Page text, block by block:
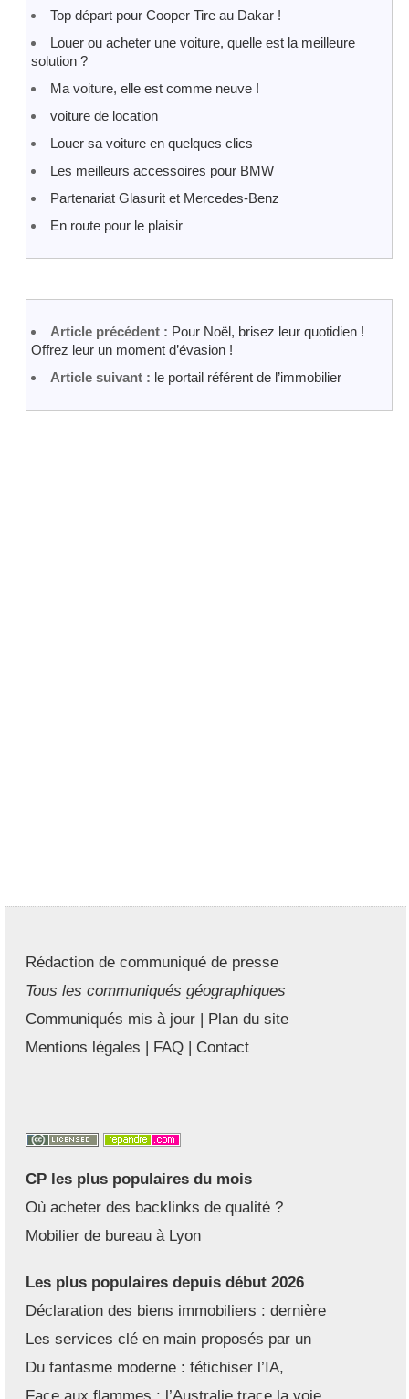
Top départ pour Cooper Tire au Dakar !
Louer ou acheter une voiture, quelle est la meilleure
solution ?
Ma voiture, elle est comme neuve !
voiture de location
Louer sa voiture en quelques clics
Les meilleurs accessoires pour BMW
Partenariat Glasurit et Mercedes-Benz
En route pour le plaisir
Article précédent : Pour Noël, brisez leur quotidien !
Offrez leur un moment d’évasion !
Article suivant : le portail référent de l’immobilier
Rédaction de communiqué de presse
Tous les communiqués géographiques
Communiqués mis à jour | Plan du site
Mentions légales | FAQ | Contact
CP les plus populaires du mois
Où acheter des backlinks de qualité ?
Mobilier de bureau à Lyon
Les plus populaires depuis début 2026
Déclaration des biens immobiliers : dernière
Les services clé en main proposés par un
Du fantasme moderne : fétichiser l’IA,
Face aux flammes : l’Australie trace la voie